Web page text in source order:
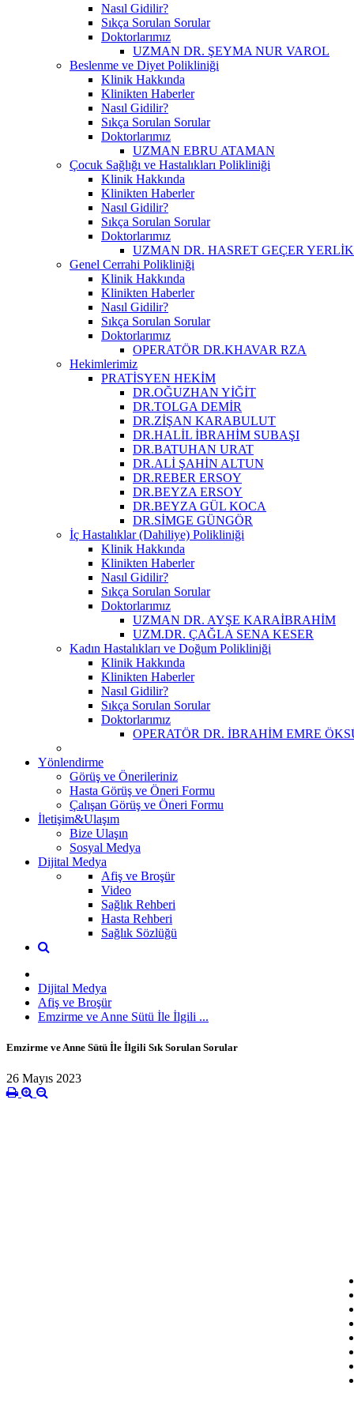
Nasıl Gidilir?
Sıkça Sorulan Sorular
Doktorlarımız
UZMAN DR. ŞEYMA NUR VAROL
Beslenme ve Diyet Polikliniği
Klinik Hakkında
Klinikten Haberler
Nasıl Gidilir?
Sıkça Sorulan Sorular
Doktorlarımız
UZMAN EBRU ATAMAN
Çocuk Sağlığı ve Hastalıkları Polikliniği
Klinik Hakkında
Klinikten Haberler
Nasıl Gidilir?
Sıkça Sorulan Sorular
Doktorlarımız
UZMAN DR. HASRET GEÇER
Genel Cerrahi Polikliniği
Klinik Hakkında
Klinikten Haberler
Nasıl Gidilir?
Sıkça Sorulan Sorular
Doktorlarımız
OPERATÖR DR.KHAVAR RZA
Hekimlerimiz
PRATİSYEN HEKİM
DR.OĞUZHAN YİĞİT
DR.TOLGA DEMİR
DR.ZİŞAN KARABULUT
DR.HALİL İBRAHİM SUBAŞI
DR.BATUHAN URAT
DR.ALİ ŞAHİN ALTUN
DR.REBER ERSOY
DR.BEYZA ERSOY
DR.BEYZA GÜL KOCA
DR.SİMGE GÜNGÖR
İç Hastalıklar (Dahiliye) Polikliniği
Klinik Hakkında
Klinikten Haberler
Nasıl Gidilir?
Sıkça Sorulan Sorular
Doktorlarımız
UZMAN DR. AYŞE KARAİBRAHİM
UZM.DR. ÇAĞLA SENA KESER
Kadın Hastalıkları ve Doğum Polikliniği
Klinik Hakkında
Klinikten Haberler
Nasıl Gidilir?
Sıkça Sorulan Sorular
Doktorlarımız
OPERATÖR DR. İBRAHİM EMRE
Yönlendirme
Görüş ve Önerileriniz
Hasta Görüş ve Öneri Formu
Çalışan Görüş ve Öneri Formu
İletişim&Ulaşım
Bize Ulaşın
Sosyal Medya
Dijital Medya
Afiş ve Broşür
Video
Sağlık Rehberi
Hasta Rehberi
Sağlık Sözlüğü
Dijital Medya
Afiş ve Broşür
Emzirme ve Anne Sütü İle İlgili ...
Emzirme ve Anne Sütü İle İlgili Sık Sorulan Sorular
26 Mayıs 2023